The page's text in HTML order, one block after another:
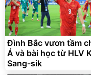
Đình Bắc vươn tầm
Á và bài học từ HLV
Sang-sik